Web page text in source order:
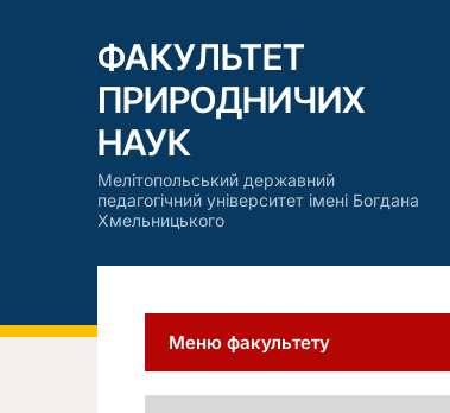
ФАКУЛЬТЕТ
ПРИРОДНИЧИХ
НАУК
Мелітопольський державний
педагогічний університет імені Богдана
Хмельницького
Меню факультету